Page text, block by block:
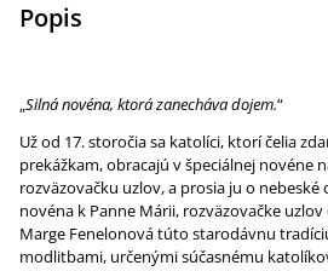
Popis
„Silná novéna, ktorá zanecháva dojem.“
Už od 17. storočia sa katolíci, ktorí čelia
prekážkam, obracajú v špeciálnej novéne
rozväzovačku uzlov, a prosia ju o nebeské
novéna k Panne Márii, rozväzovačke
Marge Fenelonová túto starodávnu
modlitbami, určenými súčasnému